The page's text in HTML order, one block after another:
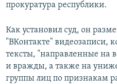
прокуратура республики.
Как установил суд, он
"ВКонтакте" видеозаписи,
тексты, "направленные на
и вражды, а также на
группы лиц по признакам